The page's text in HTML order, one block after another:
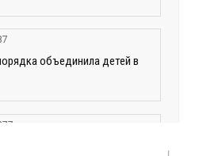
объединила детей в